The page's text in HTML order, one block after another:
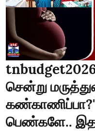
சென்று
பெண்களே.. இத